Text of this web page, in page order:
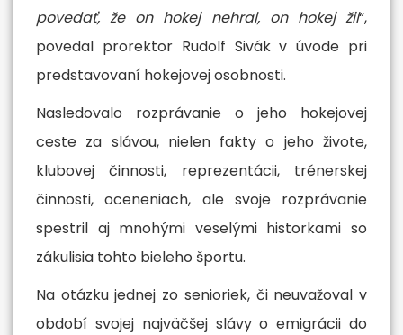
povedať, že on hokej nehral, on hokej žil“,
povedal prorektor Rudolf Sivák v úvode pri
predstavovaní hokejovej osobnosti.
Nasledovalo rozprávanie o jeho hokejovej
ceste za slávou, nielen fakty o jeho živote,
klubovej činnosti, reprezentácii, trénerskej
činnosti, oceneniach, ale svoje rozprávanie
spestril aj mnohými veselými historkami so
zákulisia tohto bieleho športu.
Na otázku jednej zo senioriek, či neuvažoval v
období svojej najväčšej slávy o emigrácii do